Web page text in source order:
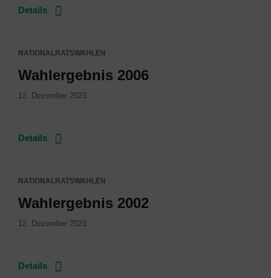
Details
NATIONALRATSWAHLEN
Wahlergebnis 2006
12. Dezember 2023
Details
NATIONALRATSWAHLEN
Wahlergebnis 2002
12. Dezember 2023
Details